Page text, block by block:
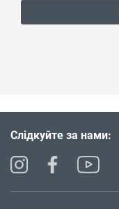
Слідкуйте за нами: